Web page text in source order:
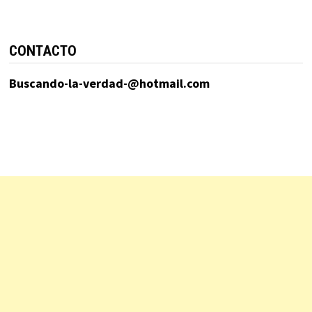
CONTACTO
Buscando-la-verdad-@hotmail.com